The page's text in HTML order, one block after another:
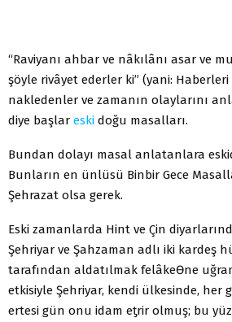
“Raviyanı ahbar ve nâkılânı asar ve
şöyle rivâyet ederler ki” (yani:
nakledenler ve zamanın olaylarını
diye başlar eski doğu masalları.
Bundan dolayı masal anlatanlara
Bunların en ünlüsü Binbir Gece
Şehrazat olsa gerek.
Eski zamanlarda Hint ve Çin
Şehriyar ve Şahzaman adlı iki kardeş
tarafından aldatılmak felâkeƟne
etkisiyle Şehriyar, kendi ülkesinde, her
ertesi gün onu idam eƫrir olmuş; bu